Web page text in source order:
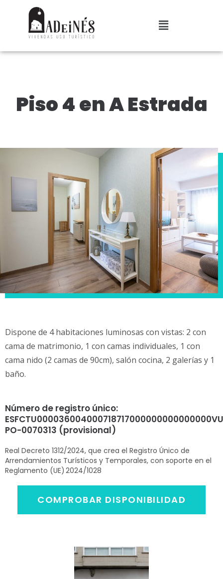
Piso 4 en A Estrada
Dispone de 4 habitaciones luminosas con vistas: 2 con
cama de matrimonio, 1 con camas individuales, 1 con
cama nido (2 camas de 90cm), salón cocina, 2 galerías y 1
baño.
Número de registro único:
PO-0070313 (provisional)
Real Decreto 1312/2024, que crea el Registro Único de
Arrendamientos Turísticos y Temporales, con soporte en el
Reglamento (UE) 2024/1028
COMPROBAR DISPONIBILIDAD